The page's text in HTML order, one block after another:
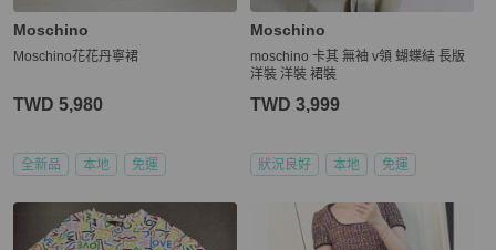
Moschino
Moschino花花丹寧裙
TWD 5,980
全新品 本地 免運
Moschino
moschino 卡其 無袖 v領 蝴蝶結 長版
洋裝 洋裝 裙裝
TWD 3,999
狀況良好 本地 免運